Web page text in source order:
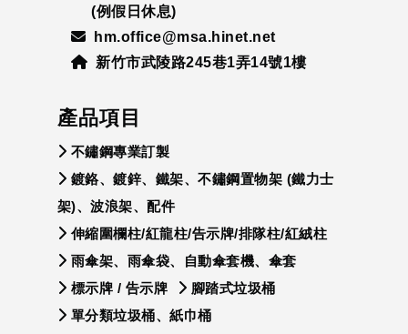
(例假日休息)
hm.office@msa.hinet.net
新竹市武陵路245巷1弄14號1樓
產品項目
不鏽鋼專業訂製
鍍鉻、鍍鋅、鐵架、不鏽鋼置物架 (鐵力士
架)、波浪架、配件
伸縮圍欄柱/紅龍柱/告示牌/排隊柱/紅絨柱
雨傘架、雨傘袋、自動傘套機、傘套
標示牌 / 告示牌
腳踏式垃圾桶
單分類垃圾桶、紙巾桶